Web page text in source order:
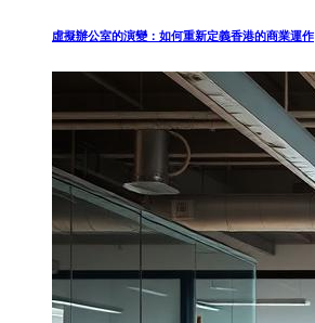
虛擬辦公室的演變：如何重新定義香港的商業運作